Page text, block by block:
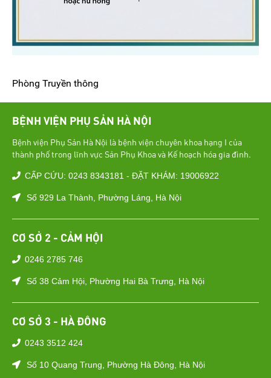
Phòng Truyền thông
BỆNH VIỆN PHỤ SẢN HÀ NỘI
Bệnh viện Phụ Sản Hà Nội là bệnh viện chuyên khoa hạng I của
thành phố trong lĩnh vực Sản Phụ Khoa và Kế hoạch hóa gia đình.
CẤP CỨU: 0243 8343181 - ĐẶT KHÁM: 19006922
Số 929 La Thành, Phường Láng, Hà Nội
CƠ SỞ 2 - CẢM HỘI
0246 2785 746
Số 38 Cảm Hội, Phường Hai Bà Trưng, Hà Nội
CƠ SỞ 3 - HÀ ĐÔNG
0243 3512 424
Số 10 Quang Trung, Phường Hà Đông, Hà Nội